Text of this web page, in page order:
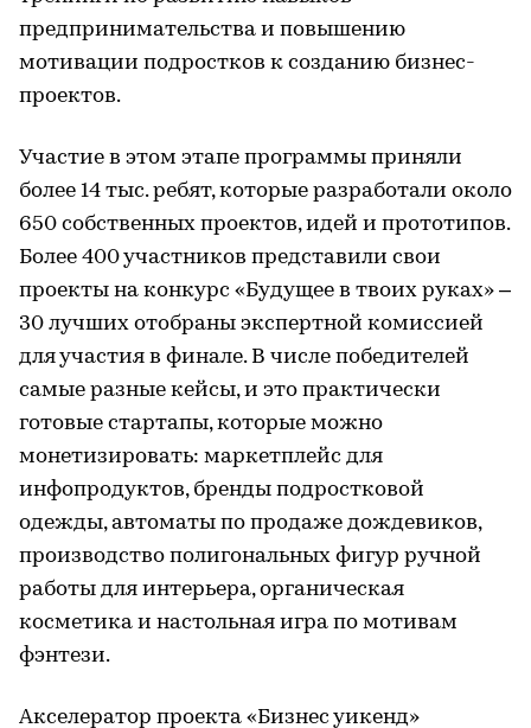
предпринимательства и повышению
мотивации подростков к созданию бизнес-
проектов.
Участие в этом этапе программы приняли
более 14 тыс. ребят, которые разработали около
650 собственных проектов, идей и прототипов.
Более 400 участников представили свои
проекты на конкурс «Будущее в твоих руках» –
30 лучших отобраны экспертной комиссией
для участия в финале. В числе победителей
самые разные кейсы, и это практически
готовые стартапы, которые можно
монетизировать: маркетплейс для
инфопродуктов, бренды подростковой
одежды, автоматы по продаже дождевиков,
производство полигональных фигур ручной
работы для интерьера, органическая
косметика и настольная игра по мотивам
фэнтези.
Акселератор проекта «Бизнес уикенд»